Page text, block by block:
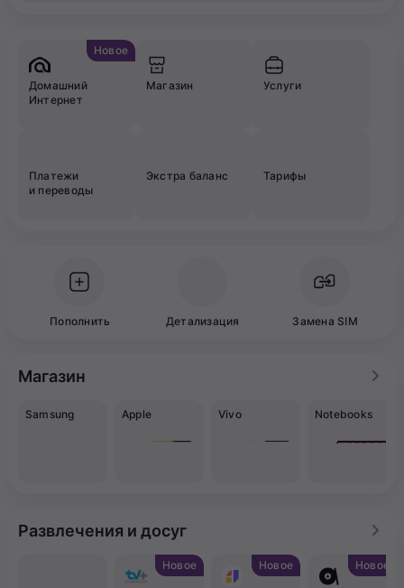
Новое
Домашний
Интернет
Магазин Услуги
Платежи
и переводы
Экстра баланс Тарифы
Пополнить Детализация Замена SIM
Магазин
Samsung Apple Vivo Notebooks
Развлечения и досуг
Новое Новое Новое